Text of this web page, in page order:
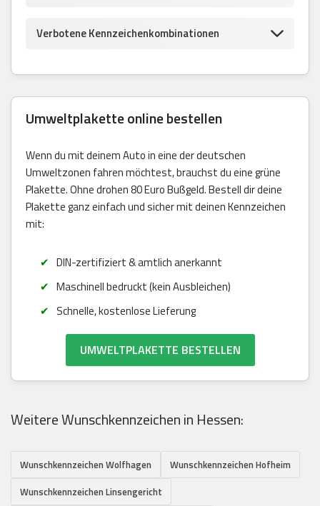
Verbotene Kennzeichenkombinationen
Umweltplakette online bestellen
Wenn du mit deinem Auto in eine der deutschen
Umweltzonen fahren möchtest, brauchst du eine grüne
Plakette. Ohne drohen 80 Euro Bußgeld. Bestell dir deine
Plakette ganz einfach und sicher mit deinen Kennzeichen
mit:
DIN-zertifiziert & amtlich anerkannt
Maschinell bedruckt (kein Ausbleichen)
Schnelle, kostenlose Lieferung
UMWELTPLAKETTE BESTELLEN
Weitere Wunschkennzeichen in Hessen:
Wunschkennzeichen Wolfhagen
Wunschkennzeichen Hofheim
Wunschkennzeichen Linsengericht